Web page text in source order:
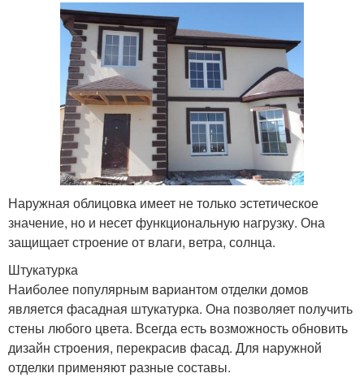
Наружная облицовка имеет не только эстетическое
значение, но и несет функциональную нагрузку. Она
защищает строение от влаги, ветра, солнца.
Штукатурка
Наиболее популярным вариантом отделки домов
является фасадная штукатурка. Она позволяет получить
стены любого цвета. Всегда есть возможность обновить
дизайн строения, перекрасив фасад. Для наружной
отделки применяют разные составы.